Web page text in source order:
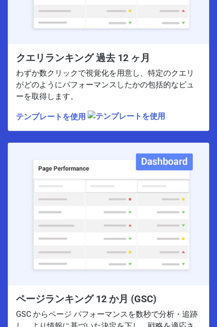
クエリランキング 過去 12 ヶ月
わずか数クリックで視覚化を用意し、特定のクエリ
がどのようにパフォーマンスしたかの包括的なビュ
ーを取得します。
テンプレートを使用
ページランキング 12 か月 (GSC)
GSC からページ パフォーマンスを数秒で分析・追跡